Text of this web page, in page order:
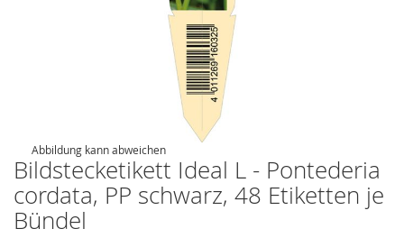
Abbildung kann abweichen
Bildstecketikett Ideal L - Pontederia
cordata, PP schwarz, 48 Etiketten je
Bündel